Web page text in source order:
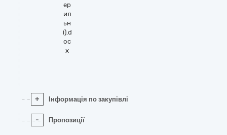
ер
ил
ьн
і).d
oc
x
+ Інформація по закупівлі
- Пропозиції